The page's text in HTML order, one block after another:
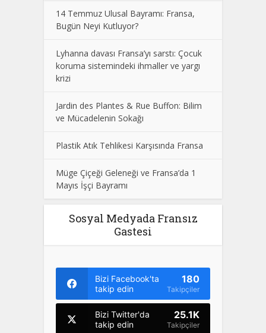
14 Temmuz Ulusal Bayramı: Fransa,
Bugün Neyi Kutluyor?
Lyhanna davası Fransa’yı sarstı: Çocuk
koruma sistemindeki ihmaller ve yargı
krizi
Jardin des Plantes & Rue Buffon: Bilim
ve Mücadelenin Sokağı
Plastik Atık Tehlikesi Karşısında Fransa
Müge Çiçeği Geleneği ve Fransa’da 1
Mayıs İşçi Bayramı
Sosyal Medyada Fransız
Gastesi
Bizi Facebook'ta
takip edin
180
Takipçiler
Bizi Twitter'da
takip edin
25.1K
Takipçiler